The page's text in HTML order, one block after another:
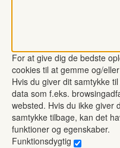
For at give dig de bedste
cookies til at gemme og/
Hvis du giver dit samtykke
data som f.eks.
websted. Hvis du ikke giver
samtykke tilbage, kan det
funktioner og egenskaber.
Funktionsdygtig